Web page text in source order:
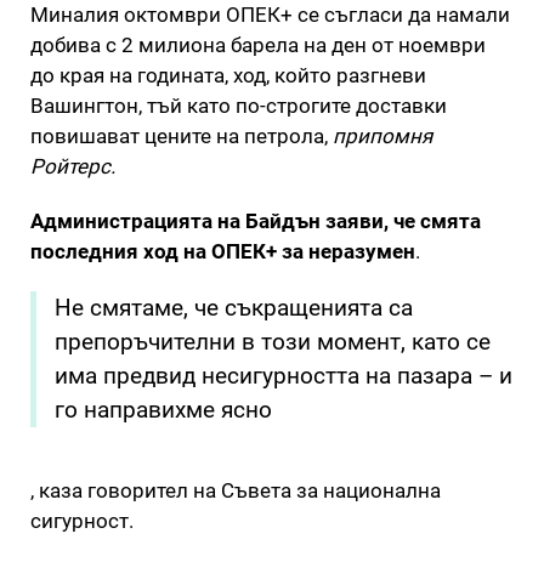
Миналия октомври ОПЕК+ се съгласи да намали
добива с 2 милиона барела на ден от ноември
до края на годината, ход, който разгневи
Вашингтон, тъй като по-строгите доставки
повишават цените на петрола, припомня
Ройтерс.
Администрацията на Байдън заяви, че смята
последния ход на ОПЕК+ за неразумен.
Не смятаме, че съкращенията са
препоръчителни в този момент, като се
има предвид несигурността на пазара – и
го направихме ясно
, каза говорител на Съвета за национална
сигурност.